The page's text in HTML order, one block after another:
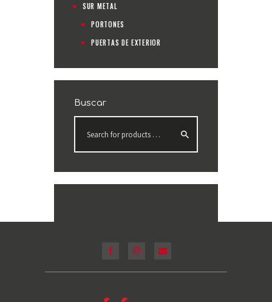
SUR METAL
PORTONES
PUERTAS DE EXTERIOR
Buscar